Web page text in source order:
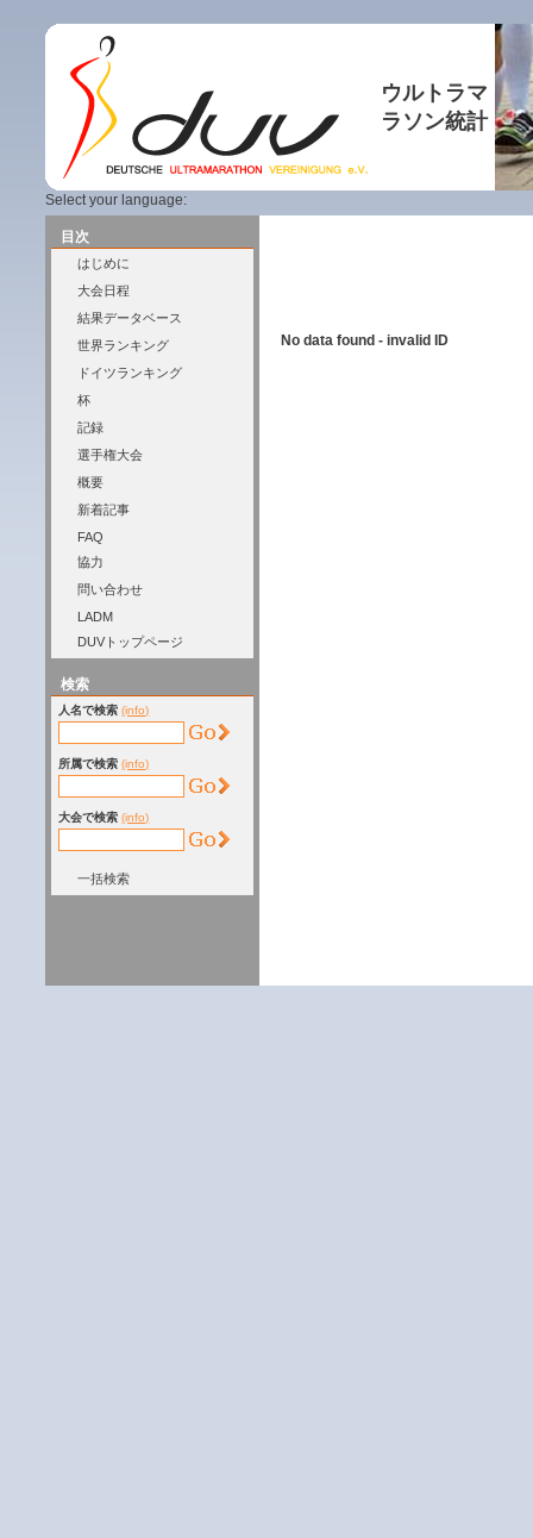
ウルトラマ
ラソン統計
Select your language:
目次
はじめに
大会日程
結果データベース
世界ランキング
ドイツランキング
杯
記録
選手権大会
概要
新着記事
FAQ
協力
問い合わせ
LADM
DUVトップページ
検索
人名で検索 (info)
所属で検索 (info)
大会で検索 (info)
一括検索
No data found - invalid ID